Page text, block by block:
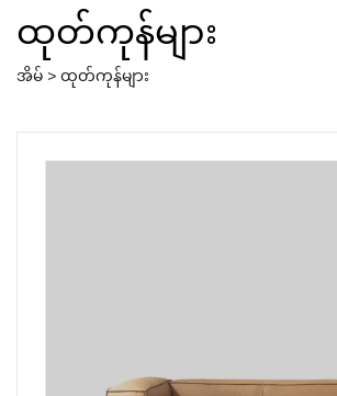
ထုတ်ကုန်များ
အိမ် > ထုတ်ကုန်များ